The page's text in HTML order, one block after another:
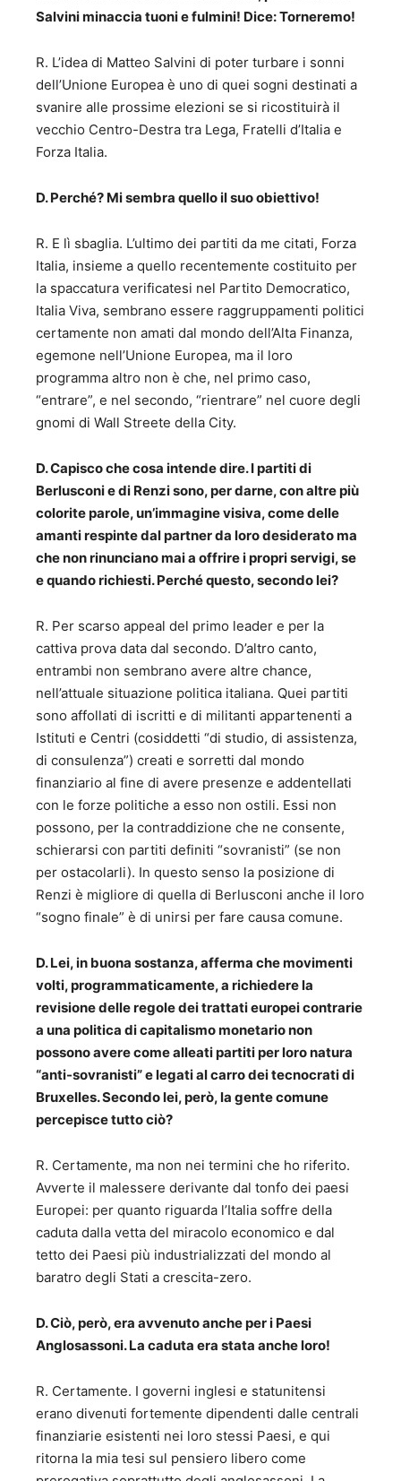
Salvini minaccia tuoni e fulmini! Dice: Torneremo!
R. L’idea di Matteo Salvini di poter turbare i sonni
dell’Unione Europea è uno di quei sogni destinati a
svanire alle prossime elezioni se si ricostituirà il
vecchio Centro-Destra tra Lega, Fratelli d’Italia e
Forza Italia.
D. Perché? Mi sembra quello il suo obiettivo!
R. E lì sbaglia. L’ultimo dei partiti da me citati, Forza
Italia, insieme a quello recentemente costituito per
la spaccatura verificatesi nel Partito Democratico,
Italia Viva, sembrano essere raggruppamenti politici
certamente non amati dal mondo dell’Alta Finanza,
egemone nell’Unione Europea, ma il loro
programma altro non è che, nel primo caso,
“entrare”, e nel secondo, “rientrare” nel cuore degli
gnomi di Wall Streete della City.
D. Capisco che cosa intende dire. I partiti di
Berlusconi e di Renzi sono, per darne, con altre più
colorite parole, un’immagine visiva, come delle
amanti respinte dal partner da loro desiderato ma
che non rinunciano mai a offrire i propri servigi, se
e quando richiesti. Perché questo, secondo lei?
R. Per scarso appeal del primo leader e per la
cattiva prova data dal secondo. D’altro canto,
entrambi non sembrano avere altre chance,
nell’attuale situazione politica italiana. Quei partiti
sono affollati di iscritti e di militanti appartenenti a
Istituti e Centri (cosiddetti “di studio, di assistenza,
di consulenza”) creati e sorretti dal mondo
finanziario al fine di avere presenze e addentellati
con le forze politiche a esso non ostili. Essi non
possono, per la contraddizione che ne consente,
schierarsi con partiti definiti “sovranisti” (se non
per ostacolarli). In questo senso la posizione di
Renzi è migliore di quella di Berlusconi anche il loro
“sogno finale” è di unirsi per fare causa comune.
D. Lei, in buona sostanza, afferma che movimenti
volti, programmaticamente, a richiedere la
revisione delle regole dei trattati europei contrarie
a una politica di capitalismo monetario non
possono avere come alleati partiti per loro natura
“anti-sovranisti” e legati al carro dei tecnocrati di
Bruxelles. Secondo lei, però, la gente comune
percepisce tutto ciò?
R. Certamente, ma non nei termini che ho riferito.
Avverte il malessere derivante dal tonfo dei paesi
Europei: per quanto riguarda l’Italia soffre della
caduta dalla vetta del miracolo economico e dal
tetto dei Paesi più industrializzati del mondo al
baratro degli Stati a crescita-zero.
D. Ciò, però, era avvenuto anche per i Paesi
Anglosassoni. La caduta era stata anche loro!
R. Certamente. I governi inglesi e statunitensi
erano divenuti fortemente dipendenti dalle centrali
finanziarie esistenti nei loro stessi Paesi, e qui
ritorna la mia tesi sul pensiero libero come